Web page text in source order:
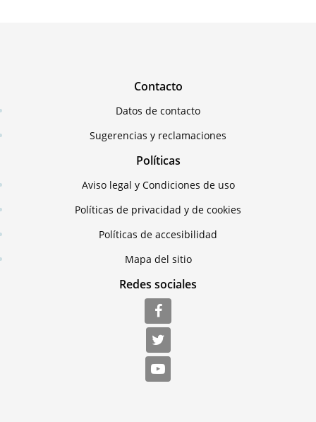
Contacto
Datos de contacto
Sugerencias y reclamaciones
Políticas
Aviso legal y Condiciones de uso
Políticas de privacidad y de cookies
Políticas de accesibilidad
Mapa del sitio
Redes sociales